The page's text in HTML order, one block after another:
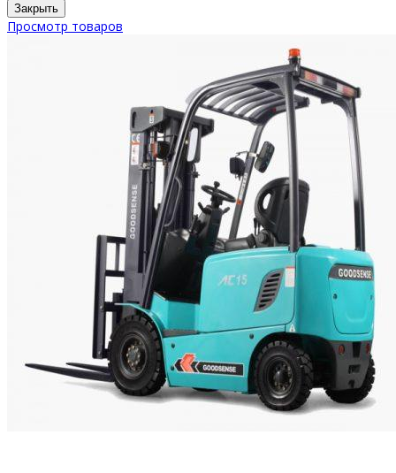
Закрыть
Просмотр товаров